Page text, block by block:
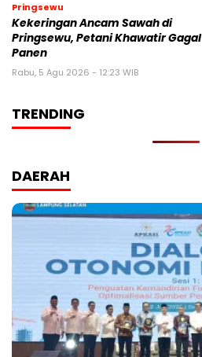
Pringsewu
Kekeringan Ancam Sawah di
Pringsewu, Petani Khawatir Gagal
Panen
Rabu, 5 Agu 2026 - 12:23 WIB
TRENDING
DAERAH